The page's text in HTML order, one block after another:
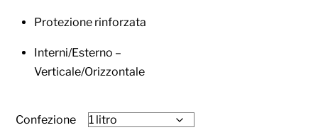
121,27€
Protezione rinforzata
Interni/Esterno –
Verticale/Orizzontale
Confezione